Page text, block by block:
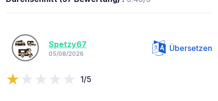
Spetzy67
05/08/2026
Übersetzen
1/5